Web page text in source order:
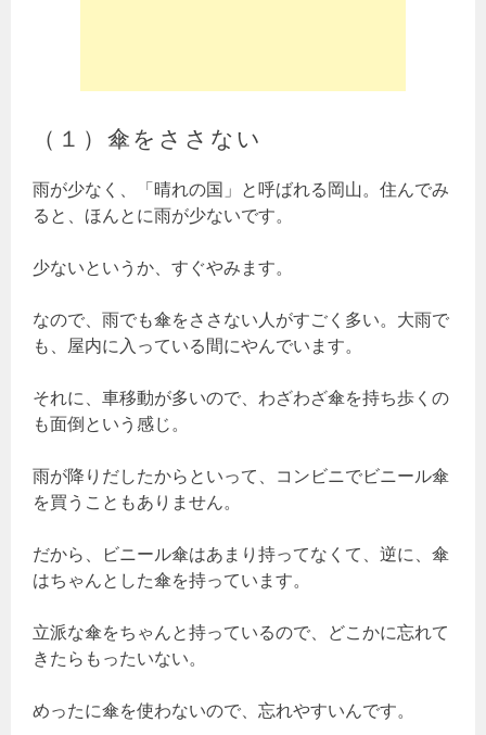
（１）傘をささない
雨が少なく、「晴れの国」と呼ばれる岡山。住んでみ
ると、ほんとに雨が少ないです。
少ないというか、すぐやみます。
なので、雨でも傘をささない人がすごく多い。大雨で
も、屋内に入っている間にやんでいます。
それに、車移動が多いので、わざわざ傘を持ち歩くの
も面倒という感じ。
雨が降りだしたからといって、コンビニでビニール傘
を買うこともありません。
だから、ビニール傘はあまり持ってなくて、逆に、傘
はちゃんとした傘を持っています。
立派な傘をちゃんと持っているので、どこかに忘れて
きたらもったいない。
めったに傘を使わないので、忘れやすいんです。